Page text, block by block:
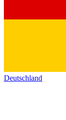
Deutschland